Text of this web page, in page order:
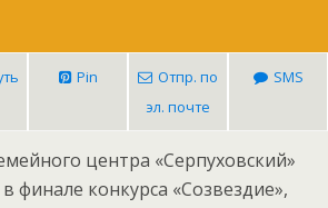
Pin
Отпр. по
эл. почте
SMS
центра «Серпуховский»
финале конкурса «Созвездие»,